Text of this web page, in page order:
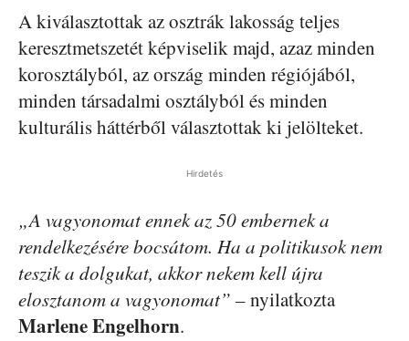
A kiválasztottak az osztrák lakosság teljes
keresztmetszetét képviselik majd, azaz minden
korosztályból, az ország minden régiójából,
minden társadalmi osztályból és minden
kulturális háttérből választottak ki jelölteket.
Hirdetés
„A vagyonomat ennek az 50 embernek a
rendelkezésére bocsátom. Ha a politikusok nem
teszik a dolgukat, akkor nekem kell újra
elosztanom a vagyonomat” – nyilatkozta
Marlene Engelhorn.